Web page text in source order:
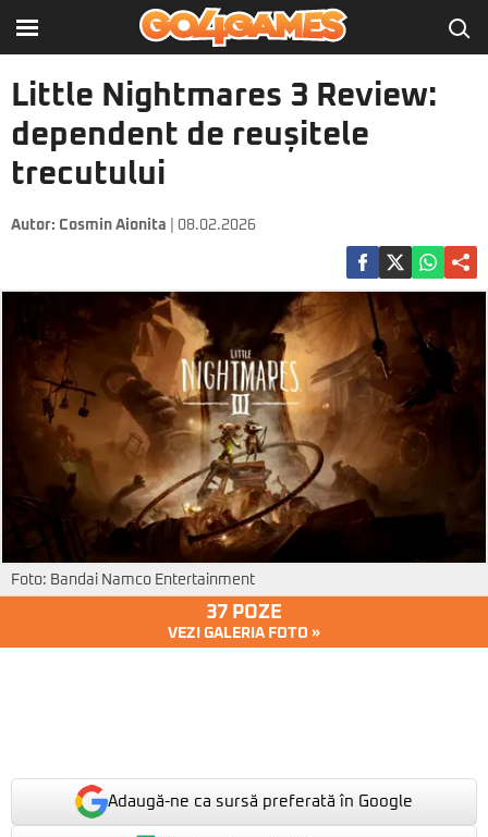
Little Nightmares 3 Review:
dependent de reușitele
trecutului
Autor: Cosmin Aionita | 08.02.2026
Foto: Bandai Namco Entertainment
37 POZE
VEZI GALERIA FOTO »
Adaugă-ne ca sursă preferată în Google